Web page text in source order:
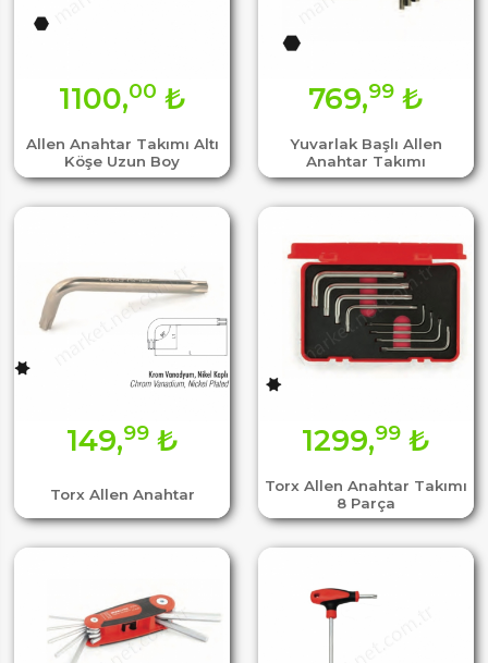
Allen Anahtar Takımı Altı
Köşe Uzun Boy
1100,00 ₺
Yuvarlak Başlı Allen
Anahtar Takımı
769,99₺
Torx Allen Anahtar
149,99₺
Torx Allen Anahtar Takımı
8 Parça
1299,99₺